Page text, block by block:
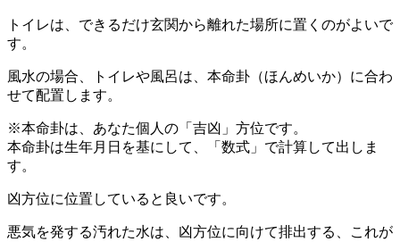
トイレは、できるだけ玄関から離れた場所に置くのがよいで
す。
風水の場合、トイレや風呂は、本命卦（ほんめいか）に合わ
せて配置します。
※本命卦は、あなた個人の「吉凶」方位です。
本命卦は生年月日を基にして、「数式」で計算して出しま
す。
凶方位に位置していると良いです。
悪気を発する汚れた水は、凶方位に向けて排出する、これが